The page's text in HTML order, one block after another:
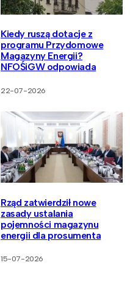
Kiedy ruszą dotacje z
programu Przydomowe
Magazyny Energii?
NFOŚiGW odpowiada
22-07-2026
Rząd zatwierdził nowe
zasady ustalania
pojemności magazynu
energii dla prosumenta
15-07-2026